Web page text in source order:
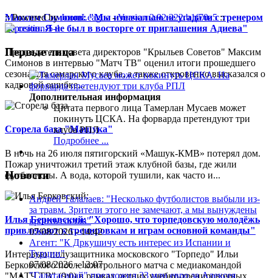
Максим Симонов: "Мы изначально не угадали с тренером
на сезон. Я не был в восторге от приглашения Адиева"
Председатель совета директоров "Крыльев Советов" Максим
Симонов в интервью "Матч ТВ" оценил итоги прошедшего
сезона для самарского клуба, а также откровенно высказался о
кадровой ошибке...
Сгорела база "Машука"
В ночь на 26 июля пятигорский «Машук-КМВ» потерял дом.
Пожар уничтожил третий этаж клубной базы, где жили
футболисты. А вода, которой тушили, как часто и...
Илья Берковский: "Хорошо, что торпедовскую молодёжь
привлекают к тренировкам и играм основной команды"
Интервью полузащитника московского "Торпедо" Ильи
Берковского после контрольного матча с медиакомандой
:: Powered byJoomLeague-Version 2.92.222.b1f70a5::
Первые лица
Дополнительная информация
Цитата первого лица Тамерлан Мусаев может
покинуть ЦСКА. На форварда претендуют три
клуба РПЛ
Подробнее ...
Новости
Андрей Талалаев: "Несколько футболистов выбыли из-
за травм. Зрители этого не замечают, а мы вынуждены
кроить состав"
07/08/2026 - 14:42
Агент: "К Дркушичу есть интерес из Испании и
Турции"
07/08/2026 - 13:07
"Галатасарай" предложил 33 млн евро за Алексея